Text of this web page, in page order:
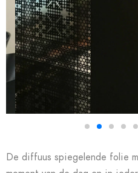
De diffuus spiegelende folie